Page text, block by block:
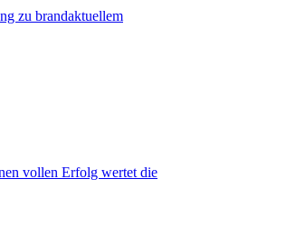
zu brandaktuellem
vollen Erfolg wertet die